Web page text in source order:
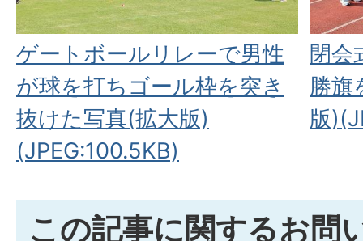
ゲートボールリレーで男性
が球を打ちゴール枠を突き
抜けた写真(拡大版)
(JPEG:100.5KB)
閉会
勝旗
版
この記事に関するお問